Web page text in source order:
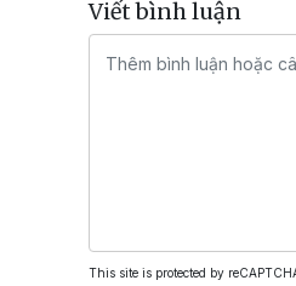
Viết bình luận
This site is protected by